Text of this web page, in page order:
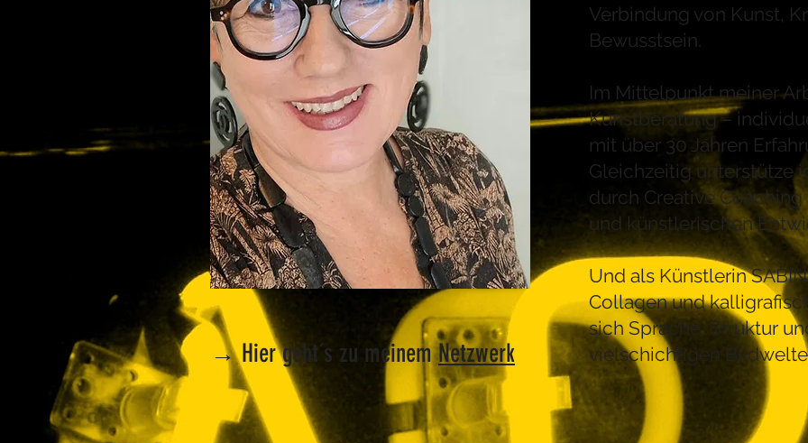
→Hier geht´s zu meinemNetzwerk
Verbindung von Kunst,
Bewusstsein.
Im Mittelpunkt meiner
Kunstberatung –
mit über 30 Jahren
Gleichzeitig unterstütze
durch Creative
und künstlerischen
Und als Künstlerin
Collagen und
sich Sprache, Struktur
vielschichtigen